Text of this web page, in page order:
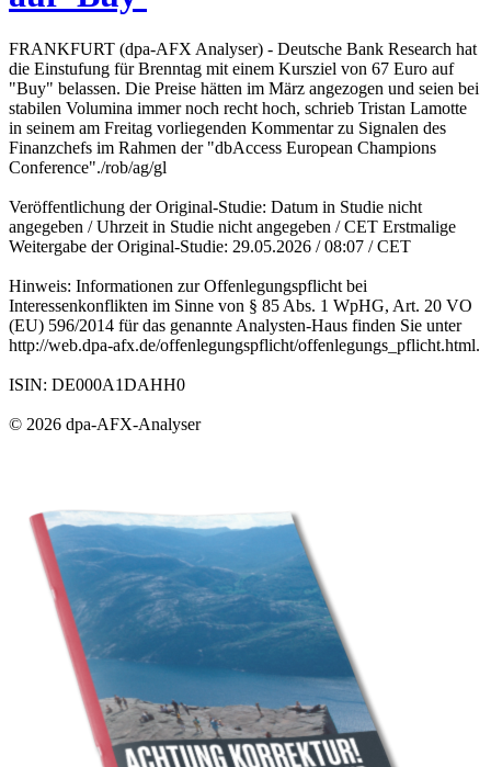
FRANKFURT (dpa-AFX Analyser) - Deutsche Bank Research hat
die Einstufung für Brenntag mit einem Kursziel von 67 Euro auf
"Buy" belassen. Die Preise hätten im März angezogen und seien bei
stabilen Volumina immer noch recht hoch, schrieb Tristan Lamotte
in seinem am Freitag vorliegenden Kommentar zu Signalen des
Finanzchefs im Rahmen der "dbAccess European Champions
Conference"./rob/ag/gl
Veröffentlichung der Original-Studie: Datum in Studie nicht
angegeben / Uhrzeit in Studie nicht angegeben / CET Erstmalige
Weitergabe der Original-Studie: 29.05.2026 / 08:07 / CET
Hinweis: Informationen zur Offenlegungspflicht bei
Interessenkonflikten im Sinne von § 85 Abs. 1 WpHG, Art. 20 VO
(EU) 596/2014 für das genannte Analysten-Haus finden Sie unter
http://web.dpa-afx.de/offenlegungspflicht/offenlegungs_pflicht.html.
ISIN: DE000A1DAHH0
© 2026 dpa-AFX-Analyser